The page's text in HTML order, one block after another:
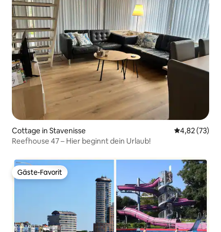
Cottage in Stavenisse
4,82 (73)
Reefhouse 47 – Hier beginnt dein Urlaub!
Gäste-Favorit
Gäste-Favorit